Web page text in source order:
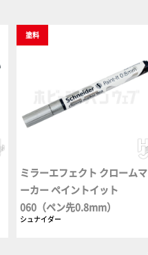
塗料
ミラーエフェクト クロームマ
ーカー ペイントイット
060（ペン先0.8mm）
シュナイダー